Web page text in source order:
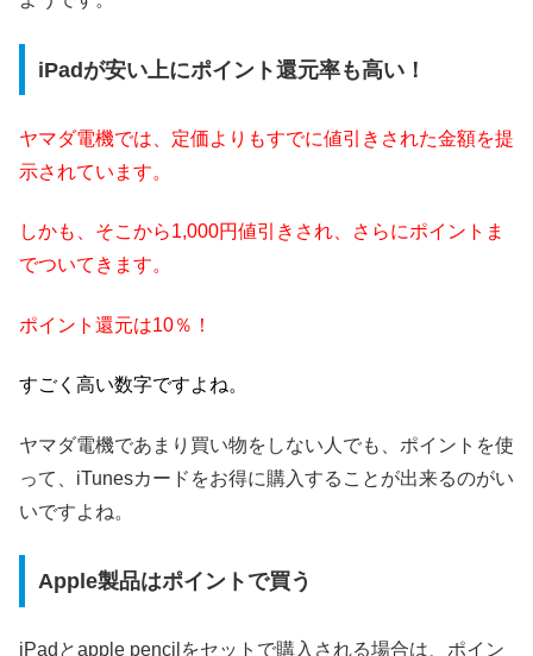
iPadが安い上にポイント還元率も高い！
ヤマダ電機では、定価よりもすでに値引きされた金額を提
示されています。
しかも、そこから1,000円値引きされ、さらにポイントま
でついてきます。
ポイント還元は10％！
すごく高い数字ですよね。
ヤマダ電機であまり買い物をしない人でも、ポイントを使
って、iTunesカードをお得に購入することが出来るのがい
いですよね。
Apple製品はポイントで買う
iPadとapple pencilをセットで購入される場合は、ポイン